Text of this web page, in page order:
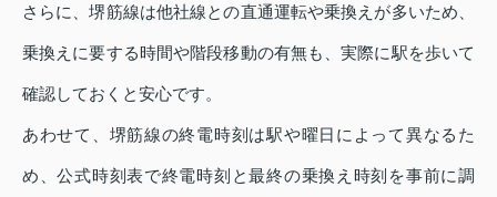
さらに、堺筋線は他社線との直通運転や乗換えが多いため、
乗換えに要する時間や階段移動の有無も、実際に駅を歩いて
確認しておくと安心です。
あわせて、堺筋線の終電時刻は駅や曜日によって異なるた
め、公式時刻表で終電時刻と最終の乗換え時刻を事前に調